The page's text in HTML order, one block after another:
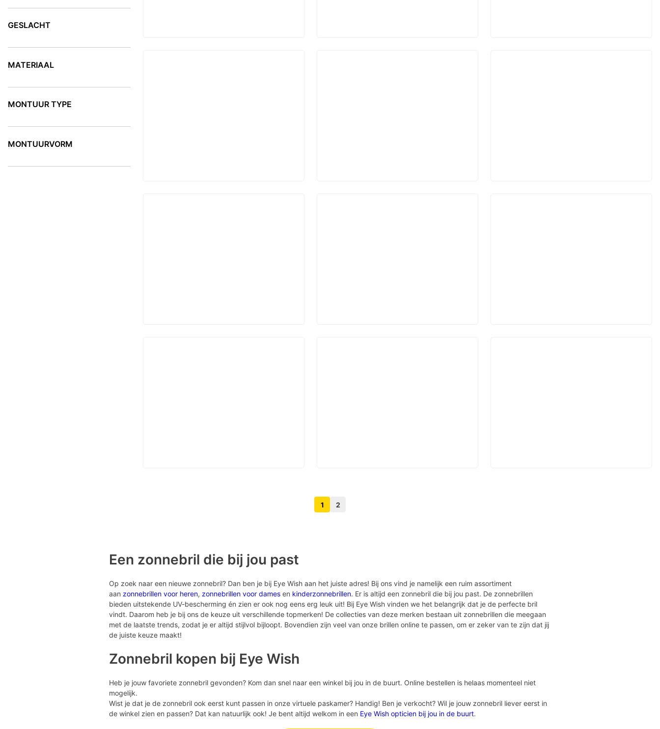
GESLACHT
MATERIAAL
MONTUUR TYPE
MONTUURVORM
Vorige pagina knop
1 2
Een zonnebril die bij jou past
Op zoek naar een nieuwe zonnebril? Dan ben je bij Eye Wish aan het juiste adres! Bij ons vind je namelijk een ruim assortiment
aan zonnebrillen voor heren, zonnebrillen voor dames en kinderzonnebrillen. Er is altijd een zonnebril die bij jou past. De zonnebrillen
bieden uitstekende UV-bescherming én zien er ook nog eens erg leuk uit! Bij Eye Wish vinden we het belangrijk dat je de perfecte bril
vindt. Daarom heb je bij ons de keuze uit verschillende topmerken! De collecties van deze merken bestaan uit zonnebrillen die meegaan
met de laatste trends, zodat je er altijd stijlvol bijloopt. Bovendien zijn veel van onze brillen online te passen, om er zeker van te zijn dat jij
de juiste keuze maakt!
Zonnebril kopen bij Eye Wish
Heb je jouw favoriete zonnebril gevonden? Kom dan snel naar een winkel bij jou in de buurt. Online bestellen is helaas momenteel niet
mogelijk.
Wist je dat je de zonnebril ook eerst kunt passen in onze virtuele paskamer? Handig! Ben je verkocht? Wil je jouw zonnebril liever eerst in
de winkel zien en passen? Dat kan natuurlijk ook! Je bent altijd welkom in een Eye Wish opticien bij jou in de buurt.